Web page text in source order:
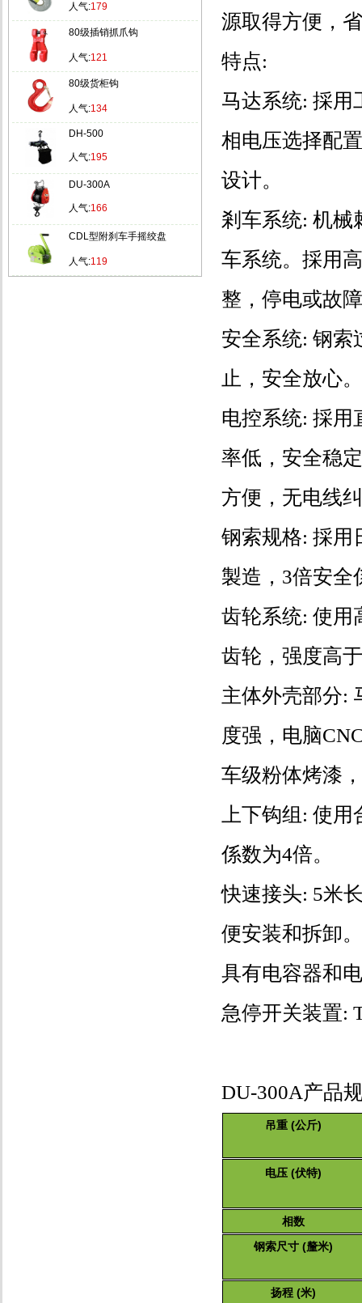
源取得方便，
特点:
马达系统: 採用
相电压选择配
设计。
剎车系统: 机械
车系统。採用
整，停电或故
安全系统: 钢索
止，安全放心。
电控系统: 採用
率低，安全稳
方便，无电线
钢索规格: 採用
製造，3倍安全
齿轮系统: 使用
齿轮，强度高
主体外壳部分:
度强，电脑
车级粉体烤漆
上下钩组: 使
係数为4倍。
快速接头: 5米
便安装和拆卸。
具有电容器和
急停开关装置:
DU-300A产品
吊重 (公斤)
电压 (伏特)
相数
钢索尺寸 (釐米)
扬程 (米)
人气:179
80级插销抓爪钩
人气:121
80级货柜钩
人气:134
DH-500
人气:195
DU-300A
人气:166
CDL型附刹车手摇绞盘
人气:119